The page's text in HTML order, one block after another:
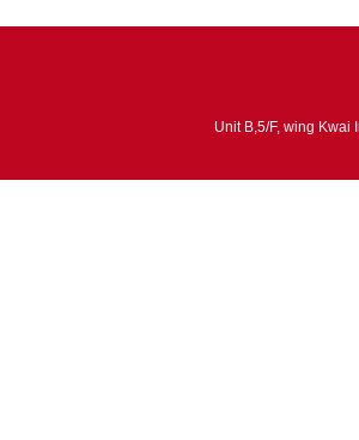
Unit B,5/F, wing Kwai